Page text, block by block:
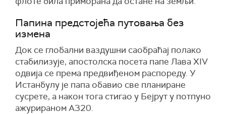
Папина предстојећа путовања без
измена
Док се глобални ваздушни саобраћај полако
стабилизује, апостолска посета папе Лава XIV
одвија се према предвиђеном распореду. У
Истанбулу је папа обавио све планиране
сусрете, а након тога стигао у Бејрут у потпуно
ажурираном А320.